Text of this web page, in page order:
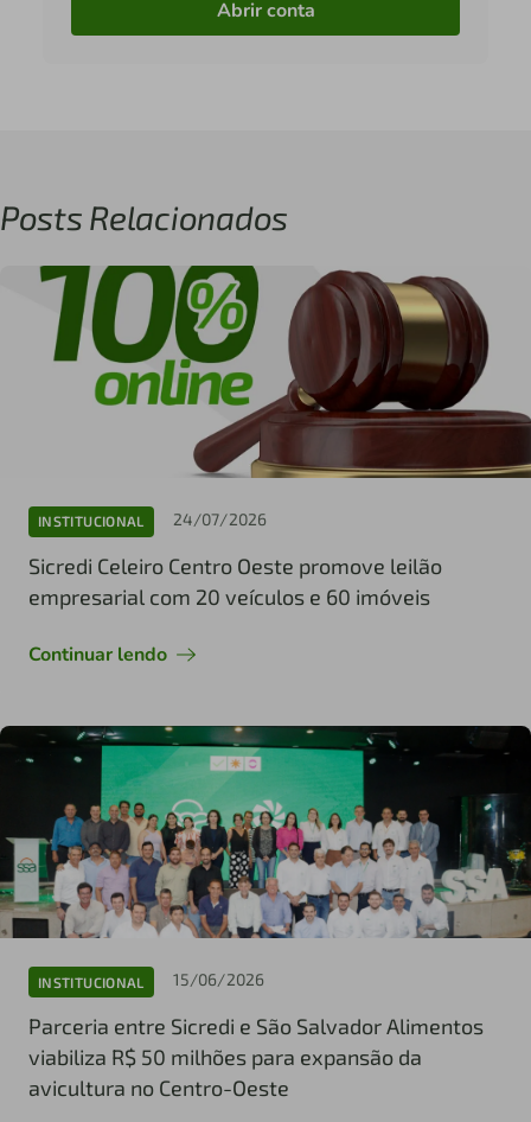
Abrir conta
Posts Relacionados
INSTITUCIONAL 24/07/2026
Sicredi Celeiro Centro Oeste promove leilão
empresarial com 20 veículos e 60 imóveis
Continuar lendo
INSTITUCIONAL 15/06/2026
Parceria entre Sicredi e São Salvador Alimentos
viabiliza R$ 50 milhões para expansão da
avicultura no Centro-Oeste